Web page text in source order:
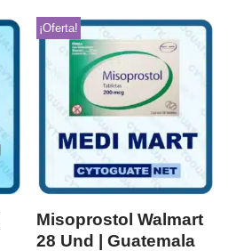
¡Oferta!
Misoprostol Walmart
28 Und | Guatemala